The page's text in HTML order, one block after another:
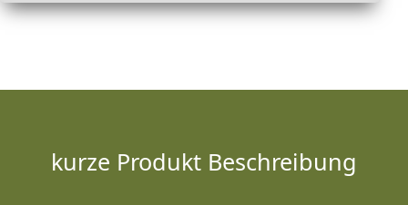
kurze Produkt Beschreibung